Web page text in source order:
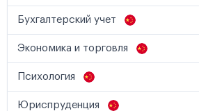
Бухгалтерский учет
Экономика и торговля
Психология
Юриспруденция